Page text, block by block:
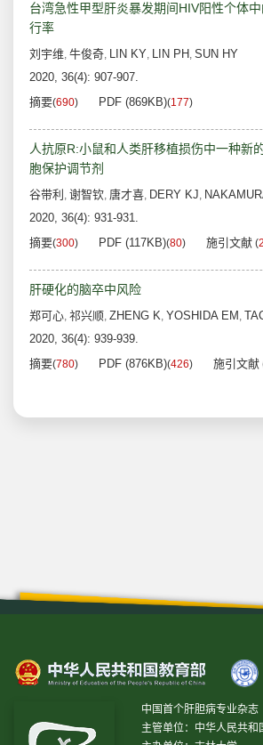
台湾急性甲型肝炎暴发期间HIV阳性个体
行率
刘宇维, 牛俊奇, LIN KY, LIN PH , SUN HY
2020, 36(4): 907-907.
摘要(690) PDF (869KB)(177)
人抗原R:小鼠和人类肝移植损伤中一种新
胞保护调节剂
谷带利 , 谢智钦, 唐才喜, DERY KJ,
2020, 36(4): 931-931.
摘要(300) PDF (117KB)(80) 施引文献 (2
肝硬化的脑卒中风险
郑可心, 祁兴顺, ZHENG K, YOSHIDA EM ,
2020, 36(4): 939-939.
摘要(780) PDF (876KB)(426) 施引文献
中国首个肝胆病专业杂志
主管单位：中华人民共和